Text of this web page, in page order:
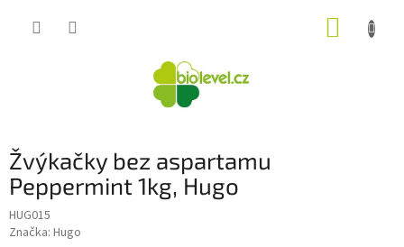
Žvýkačky bez aspartamu
Peppermint 1kg, Hugo
HUG015
Značka: Hugo